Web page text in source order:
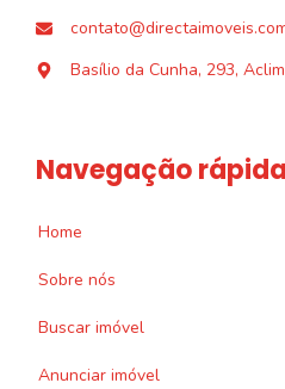
Basílio da Cunha, 293,
Navegação rápida
Home
Sobre nós
Buscar imóvel
Anunciar imóvel